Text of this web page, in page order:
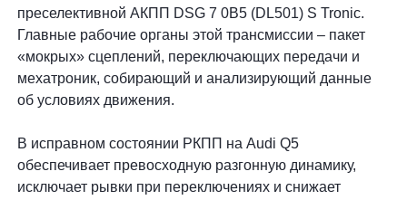
преселективной АКПП DSG 7 0B5 (DL501) S Tronic.
Главные рабочие органы этой трансмиссии – пакет
«мокрых» сцеплений, переключающих передачи и
мехатроник, собирающий и анализирующий данные
об условиях движения.
В исправном состоянии РКПП на Audi Q5
обеспечивает превосходную разгонную динамику,
исключает рывки при переключениях и снижает